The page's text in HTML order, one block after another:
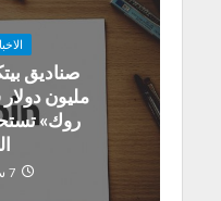
مليون
7 ساعات مضى